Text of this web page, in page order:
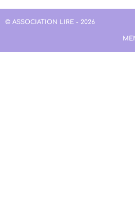
© ASSOCIATION LIRE - 2026